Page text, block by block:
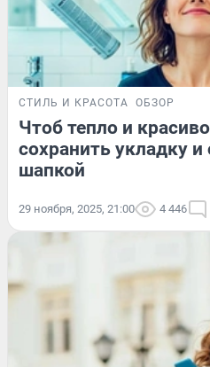
СТИЛЬ И КРАСОТА ОБЗОР
Чтоб тепло и
сохранить укладку
шапкой
29 ноября, 2025, 21:00 4 446